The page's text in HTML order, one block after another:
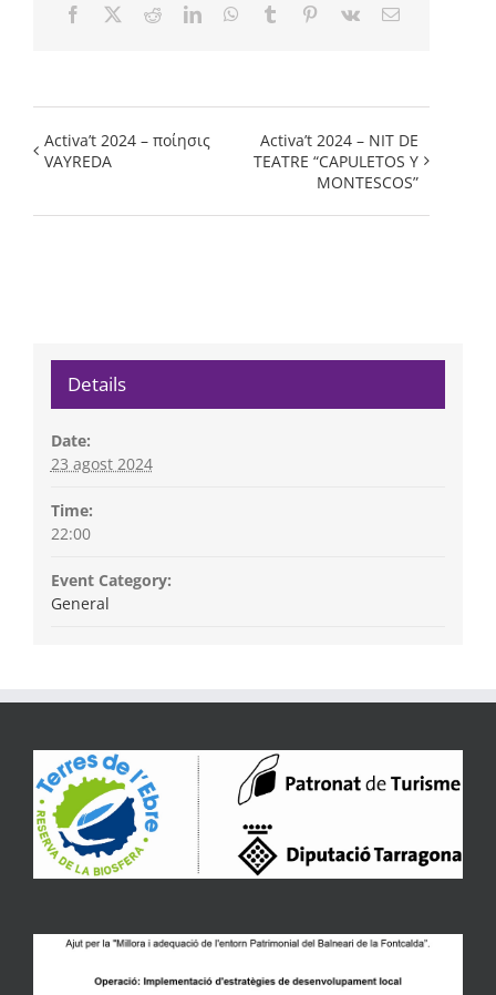
Facebook RedditLinkedInWhatsApp
Tumblr Pinterest
Vk Email:
Activa’t 2024 – ποίησις
VAYREDA
Activa’t 2024 – NIT DE
TEATRE “CAPULETOS Y
MONTESCOS”
Details
Date:
23 agost 2024
Time:
22:00
Event Category:
General